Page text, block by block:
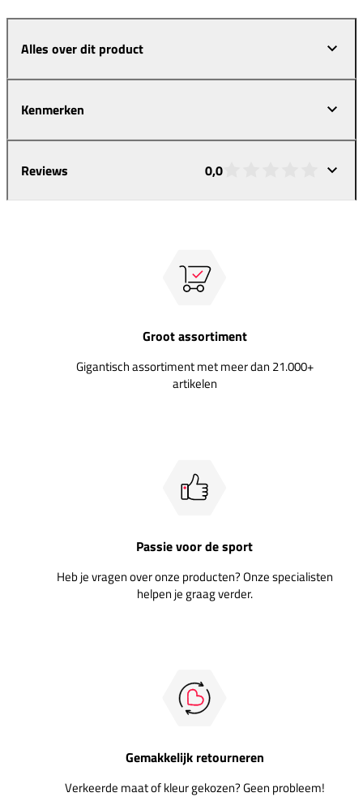
Alles over dit product
Kenmerken
Reviews 0,0
Groot assortiment
Gigantisch assortiment met meer dan 21.000+
artikelen
Passie voor de sport
Heb je vragen over onze producten? Onze specialisten
helpen je graag verder.
Gemakkelijk retourneren
Verkeerde maat of kleur gekozen? Geen probleem!